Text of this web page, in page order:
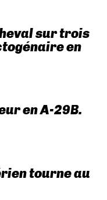
sur trois
en
en A-29B.
tourne au